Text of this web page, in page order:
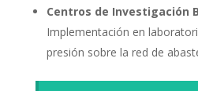
Centros de Investigación
Implementación en
presión sobre la red de